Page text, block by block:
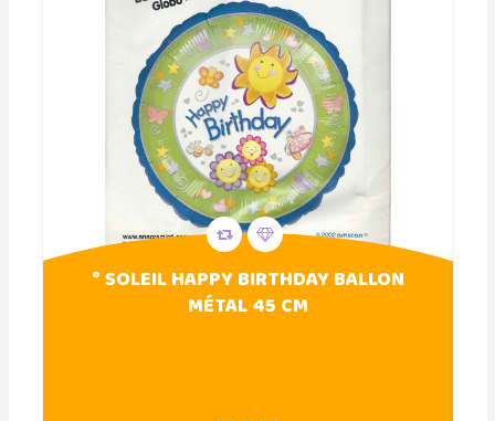
° SOLEIL HAPPY BIRTHDAY BALLON
MÉTAL 45 CM